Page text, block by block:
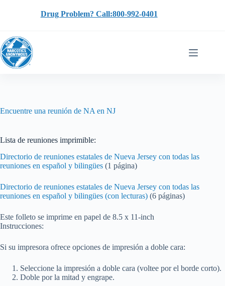
Drug Problem? Call:800-992-0401
Encuentre una reunión de NA en NJ
Lista de reuniones imprimible:
Directorio de reuniones estatales de Nueva Jersey con todas las
reuniones en español y bilingües (1 página)
Directorio de reuniones estatales de Nueva Jersey con todas las
reuniones en español y bilingües (con lecturas) (6 páginas)
Este folleto se imprime en papel de 8.5 x 11-inch
Instrucciones:
Si su impresora ofrece opciones de impresión a doble cara:
Seleccione la impresión a doble cara (voltee por el borde corto).
Doble por la mitad y engrape.